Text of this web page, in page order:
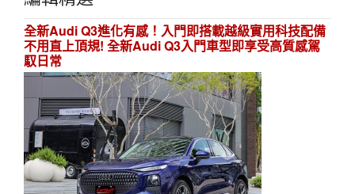
全新Audi Q3進化有感！入門即搭載越級實用科技配備
不用直上頂規! 全新Audi Q3入門車型即享受高質感駕
馭日常